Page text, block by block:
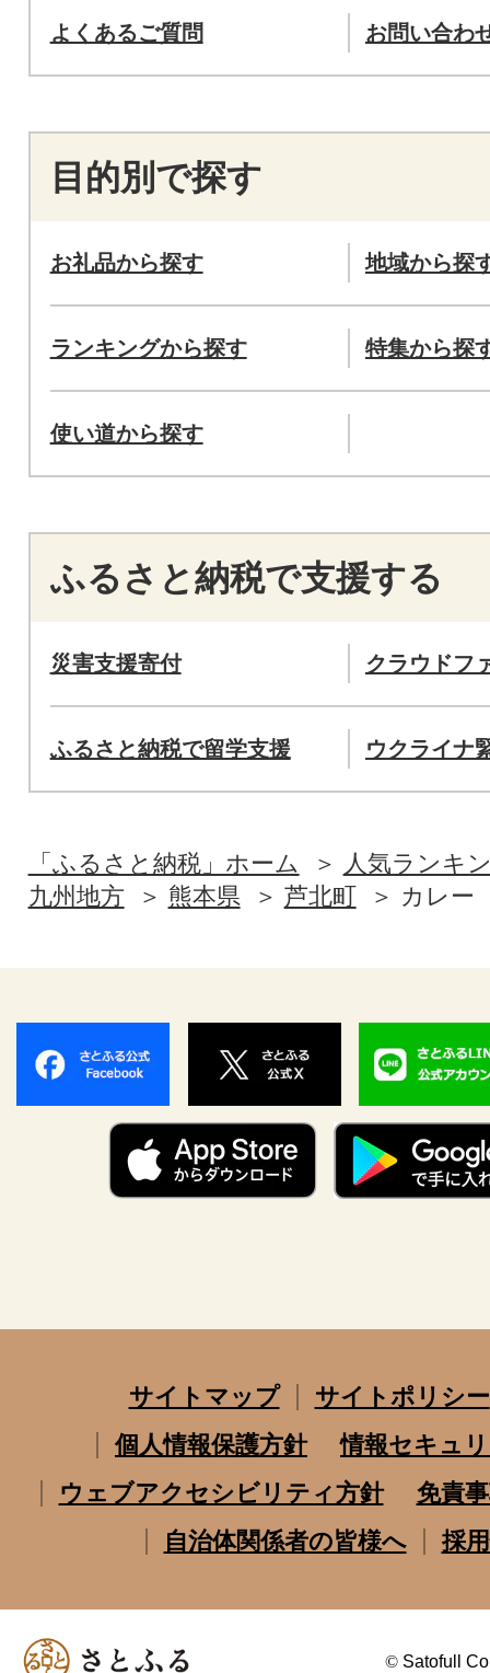
よくあるご質問 お問い合わ
目的別で探す
お礼品から探す 地域から探
ランキングから探す 特集から探
使い道から探す
ふるさと納税で支援する
災害支援寄付 クラウドフ
ふるさと納税で留学支援 ウクライナ
「ふるさと納税」ホーム
人気ランキ
九州地方
熊本県 芦北町 カレー
サイトマップ
サイトポリシー
個人情報保護方針
情報セキュ
ウェブアクセシビリティ方針
免責
自治体関係者の皆様へ
採
© Satofull